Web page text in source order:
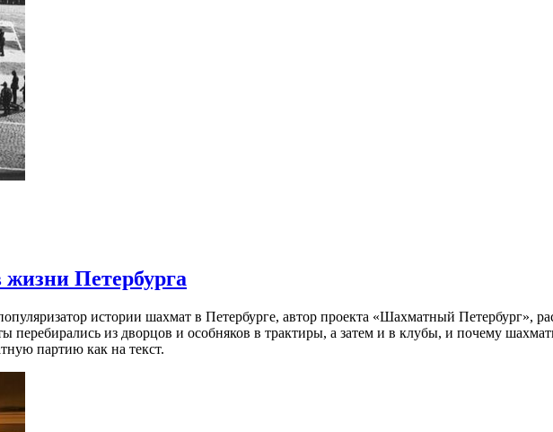
Петербурга
истории шахмат в Петербурге, автор проекта «Шахматный Петербург»,
перебирались из дворцов и особняков в трактиры, а затем и в клубы, и почему
партию как на текст.